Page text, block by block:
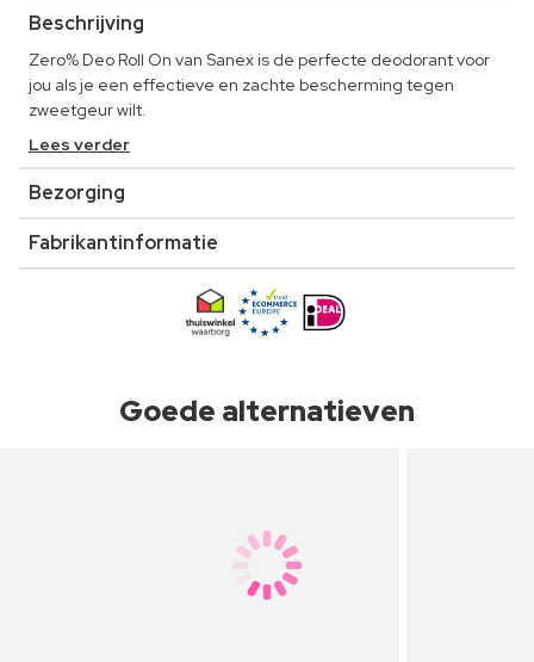
Beschrijving
Zero% Deo Roll On van Sanex is de perfecte deodorant voor
jou als je een effectieve en zachte bescherming tegen
zweetgeur wilt.
Lees verder
Bezorging
Fabrikantinformatie
Goede alternatieven